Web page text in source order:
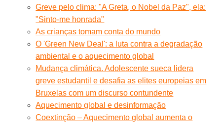
Greve pelo clima: "A Greta, o Nobel da Paz", ela:
"Sinto-me honrada"
As crianças tomam conta do mundo
O 'Green New Deal': a luta contra a degradação
ambiental e o aquecimento global
Mudança climática. Adolescente sueca lidera
greve estudantil e desafia as elites europeias em
Bruxelas com um discurso contundente
Aquecimento global e desinformação
Coextinção – Aquecimento global aumenta o